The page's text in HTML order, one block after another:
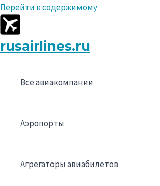
Перейти к содержимому
rusairlines.ru
Все авиакомпании
Аэропорты
Агрегаторы авиабилетов